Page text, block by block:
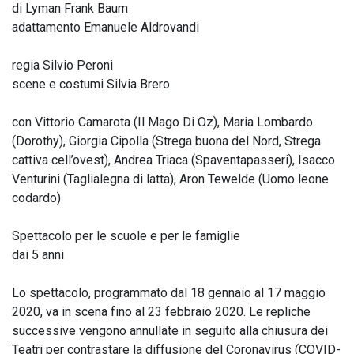
di Lyman Frank Baum
adattamento Emanuele Aldrovandi
regia Silvio Peroni
scene e costumi Silvia Brero
con Vittorio Camarota (Il Mago Di Oz), Maria Lombardo
(Dorothy), Giorgia Cipolla (Strega buona del Nord, Strega
cattiva cell’ovest), Andrea Triaca (Spaventapasseri), Isacco
Venturini (Taglialegna di latta), Aron Tewelde (Uomo leone
codardo)
Spettacolo per le scuole e per le famiglie
dai 5 anni
Lo spettacolo, programmato dal 18 gennaio al 17 maggio
2020, va in scena fino al 23 febbraio 2020. Le repliche
successive vengono annullate in seguito alla chiusura dei
Teatri per contrastare la diffusione del Coronavirus (COVID-